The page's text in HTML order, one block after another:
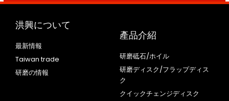
洪興について
最新情報
Taiwan trade
研磨の情報
產品介紹
研磨砥石/ホイル
研磨ディスク/フラップディス
ク
クイックチェンジディスク